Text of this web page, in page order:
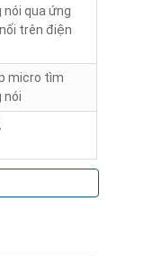
nói qua ứng
trên điện
micro tìm
nói